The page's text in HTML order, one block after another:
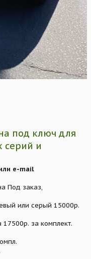
под ключ для
серий и
e-mail
Под заказ,
или серый 15000р.
за комплект.